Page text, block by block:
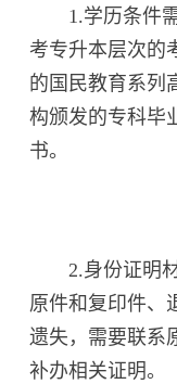
1.学历条件需
考专升本层次的
的国民教育系列
构颁发的专科毕
书。
2.身份证明材
原件和复印件、
遗失，需要联系
补办相关证明。